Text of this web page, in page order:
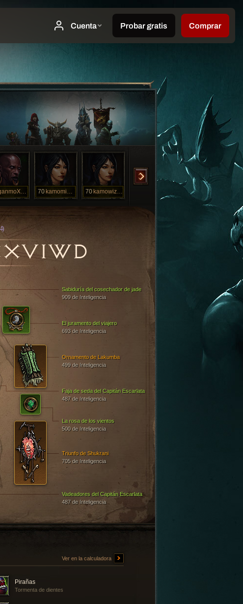
ganmoXXXV 70 kamominnWiz 70 kamowizXXXIV
Sabiduría del cosechador de jade
909 de Inteligencia
Vadeadores del Capitán Escarlata
487 de Inteligencia
Ornamento de Lakumba
499 de Inteligencia
Triunfo de Shukrani
705 de Inteligencia
Faja de seda del Capitán Escarlata
487 de Inteligencia
La rosa de los vientos
500 de Inteligencia
El juramento del viajero
693 de Inteligencia
Ver en la calculadora
Pirañas
Tormenta de dientes